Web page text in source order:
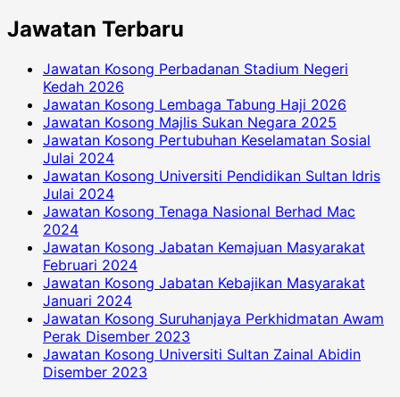
Jawatan Terbaru
Jawatan Kosong Perbadanan Stadium Negeri
Kedah 2026
Jawatan Kosong Lembaga Tabung Haji 2026
Jawatan Kosong Majlis Sukan Negara 2025
Jawatan Kosong Pertubuhan Keselamatan Sosial
Julai 2024
Jawatan Kosong Universiti Pendidikan Sultan Idris
Julai 2024
Jawatan Kosong Tenaga Nasional Berhad Mac
2024
Jawatan Kosong Jabatan Kemajuan Masyarakat
Februari 2024
Jawatan Kosong Jabatan Kebajikan Masyarakat
Januari 2024
Jawatan Kosong Suruhanjaya Perkhidmatan Awam
Perak Disember 2023
Jawatan Kosong Universiti Sultan Zainal Abidin
Disember 2023